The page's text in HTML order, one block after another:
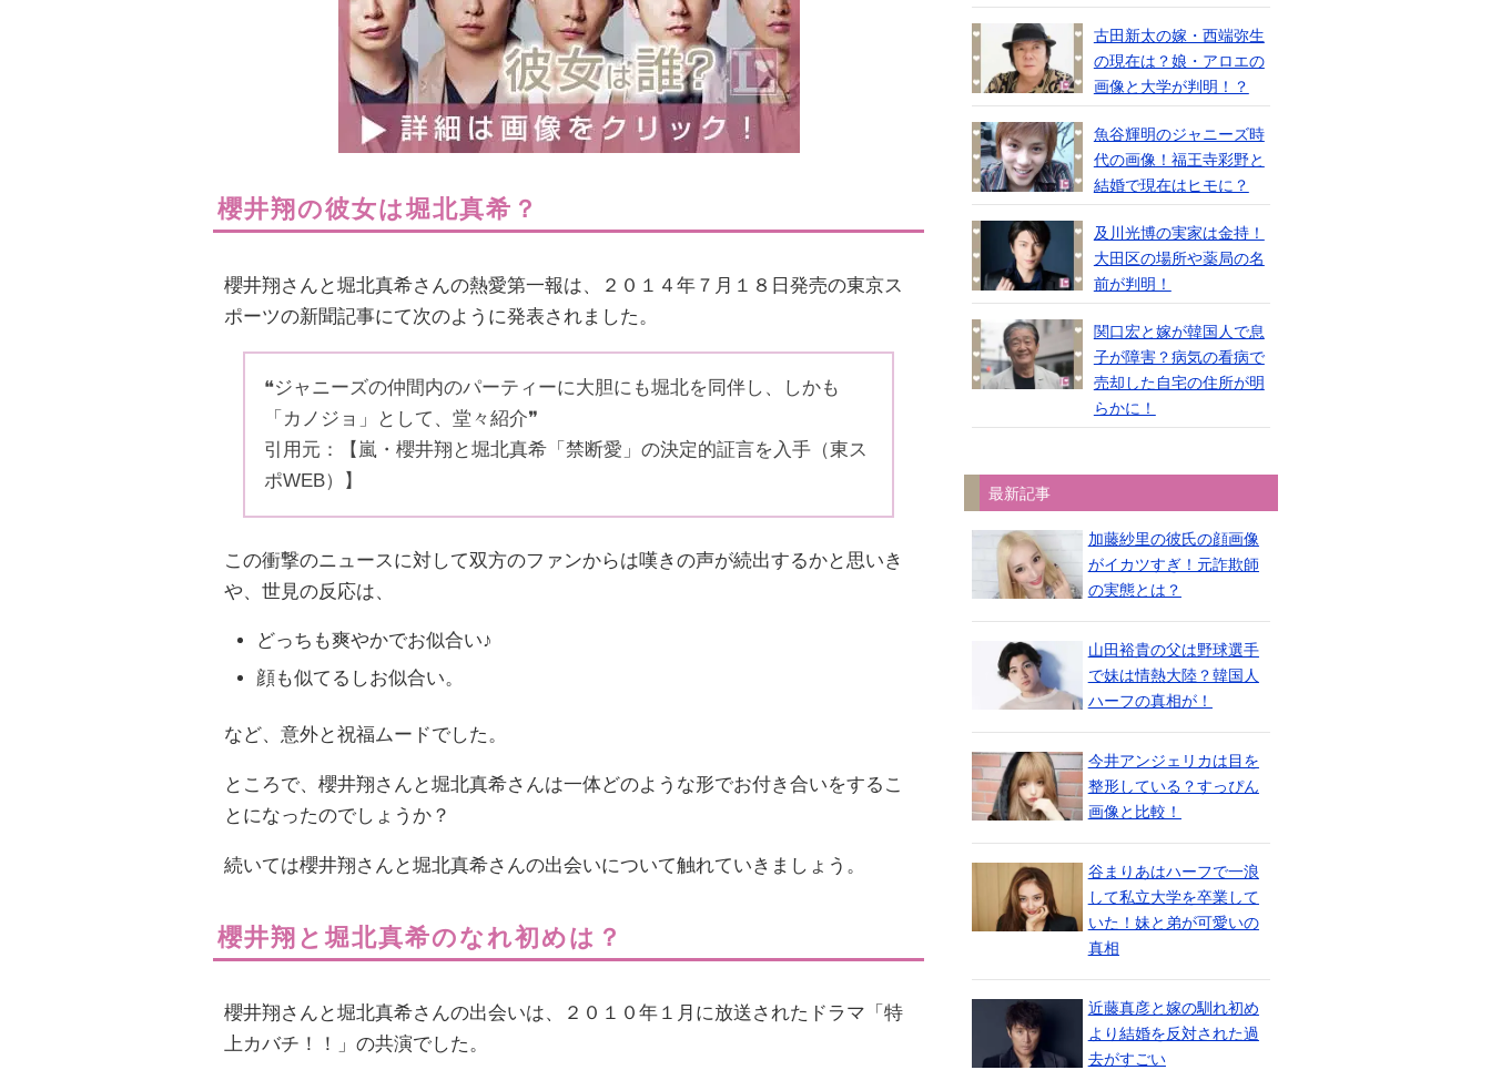
櫻井翔の彼女は堀北真希？
櫻井翔さんと堀北真希さんの熱愛第一報は、２０１４年７月１８日発売の東京ス
ポーツの新聞記事にて次のように発表されました。
❝ジャニーズの仲間内のパーティーに大胆にも堀北を同伴し、しかも
「カノジョ」として、堂々紹介❞
引用元：【嵐・櫻井翔と堀北真希「禁断愛」の決定的証言を入手（東ス
ポWEB）】
この衝撃のニュースに対して双方のファンからは嘆きの声が続出するかと思いき
や、世見の反応は、
どっちも爽やかでお似合い♪
顔も似てるしお似合い。
など、意外と祝福ムードでした。
ところで、櫻井翔さんと堀北真希さんは一体どのような形でお付き合いをするこ
とになったのでしょうか？
続いては櫻井翔さんと堀北真希さんの出会いについて触れていきましょう。
櫻井翔と堀北真希のなれ初めは？
櫻井翔さんと堀北真希さんの出会いは、２０１０年１月に放送されたドラマ「特
上カバチ！！」の共演でした。
古田新太の嫁・西端弥生
の現在は？娘・アロエの
画像と大学が判明！？
魚谷輝明のジャニーズ時
代の画像！福王寺彩野と
結婚で現在はヒモに？
及川光博の実家は金持！
大田区の場所や薬局の名
前が判明！
関口宏と嫁が韓国人で息
子が障害？病気の看病で
売却した自宅の住所が明
らかに！
最新記事
加藤紗里の彼氏の顔画像
がイカツすぎ！元詐欺師
の実態とは？
山田裕貴の父は野球選手
で妹は情熱大陸？韓国人
ハーフの真相が！
今井アンジェリカは目を
整形している？すっぴん
画像と比較！
谷まりあはハーフで一浪
して私立大学を卒業して
いた！妹と弟が可愛いの
真相
近藤真彦と嫁の馴れ初め
より結婚を反対された過
去がすごい